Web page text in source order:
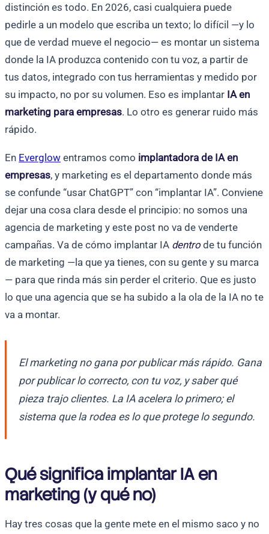
distinción es todo. En 2026, casi cualquiera puede
pedirle a un modelo que escriba un texto; lo difícil —y lo
que de verdad mueve el negocio— es montar un sistema
donde la IA produzca contenido con tu voz, a partir de
tus datos, integrado con tus herramientas y medido por
su impacto, no por su volumen. Eso es implantar IA en
marketing para empresas. Lo otro es generar ruido más
rápido.
En Everglow entramos como implantadora de IA en
empresas, y marketing es el departamento donde más
se confunde “usar ChatGPT” con “implantar IA”. Conviene
dejar una cosa clara desde el principio: no somos una
agencia de marketing y este post no va de venderte
campañas. Va de cómo implantar IA dentrode tu función
de marketing —la que ya tienes, con su gente y su marca
— para que rinda más sin perder el criterio. Que es justo
lo que una agencia que se ha subido a la ola de la IA no te
va a montar.
El marketing no gana por publicar más rápido. Gana
por publicar lo correcto, con tu voz, y saber qué
pieza trajo clientes. La IA acelera lo primero; el
sistema que la rodea es lo que protege lo segundo.
Qué significa implantar IA en
marketing (y qué no)
Hay tres cosas que la gente mete en el mismo saco y no